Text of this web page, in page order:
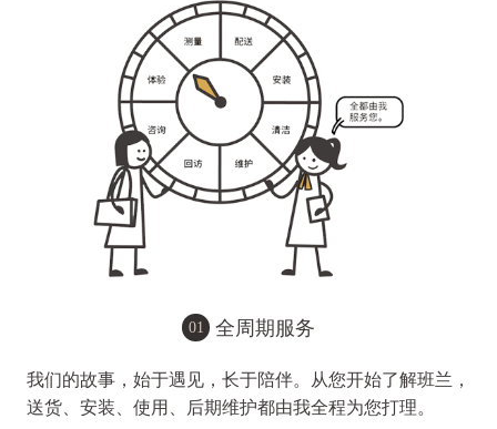
01 全周期服务
我们的故事，始于遇见，长于陪伴。从您开始了解班兰，
送货、安装、使用、后期维护都由我全程为您打理。